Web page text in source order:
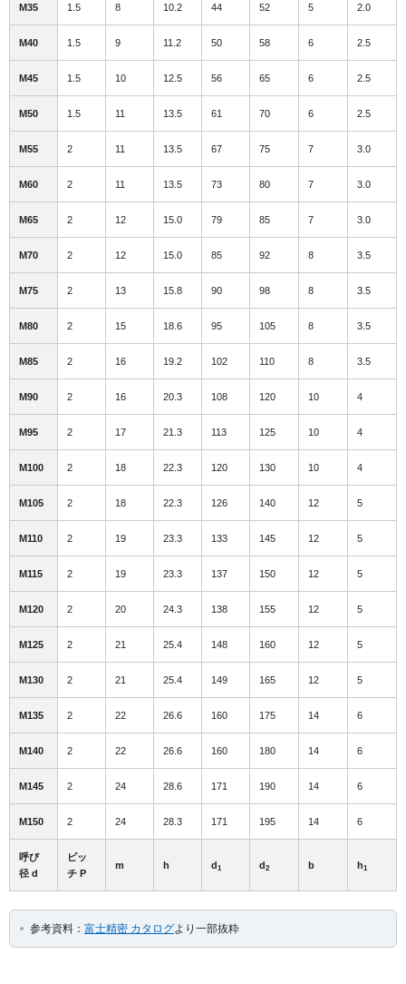
M35 1.5 8 10.2 44 52 5 2.0
M40 1.5 9 11.2 50 58 6 2.5
M45 1.5 10 12.5 56 65 6 2.5
M50 1.5 11 13.5 61 70 6 2.5
M55 2 11 13.5 67 75 7 3.0
M60 2 11 13.5 73 80 7 3.0
M65 2 12 15.0 79 85 7 3.0
M70 2 12 15.0 85 92 8 3.5
M75 2 13 15.8 90 98 8 3.5
M80 2 15 18.6 95 105 8 3.5
M85 2 16 19.2 102 110 8 3.5
M90 2 16 20.3 108 120 10 4
M95 2 17 21.3 113 125 10 4
M100 2 18 22.3 120 130 10 4
M105 2 18 22.3 126 140 12 5
M110 2 19 23.3 133 145 12 5
M115 2 19 23.3 137 150 12 5
M120 2 20 24.3 138 155 12 5
M125 2 21 25.4 148 160 12 5
M130 2 21 25.4 149 165 12 5
M135 2 22 26.6 160 175 14 6
M140 2 22 26.6 160 180 14 6
M145 2 24 28.6 171 190 14 6
M150 2 24 28.3 171 195 14 6
呼び
径 d
ピッ
チ P
m h d1 d2 b h1
参考資料： 富士精密 カタログより一部抜粋